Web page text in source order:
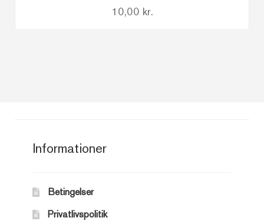
10,00 kr.
Informationer
Betingelser
Privatlivspolitik